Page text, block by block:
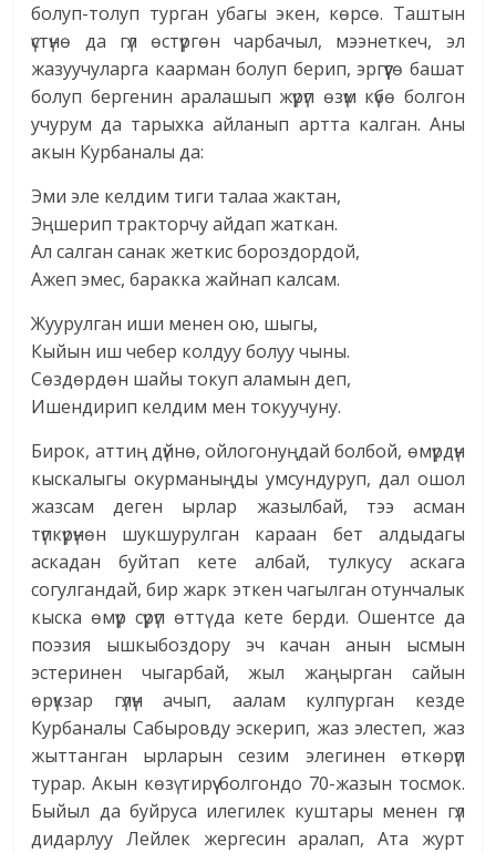
болуп-толуп турган убагы экен, көрсө. Таштын
үстүнө да гүл өстүргөн чарбачыл, мээнеткеч, эл
жазуучуларга каарман болуп берип, эргүүгө башат
болуп бергенин аралашып жүрүп өзүм күбө болгон
учурум да тарыхка айланып артта калган. Аны
акын Курбаналы да:
Эми эле келдим тиги талаа жактан,
Эңшерип тракторчу айдап жаткан.
Ал салган санак жеткис бороздордой,
Ажеп эмес, баракка жайнап калсам.
Жуурулган иши менен ою, шыгы,
Кыйын иш чебер колдуу болуу чыны.
Сөздөрдөн шайы токуп аламын деп,
Ишендирип келдим мен токуучуну.
Бирок, аттиң дүйнө, ойлогонуңдай болбой, өмүрдүн
кыскалыгы окурманыңды умсундуруп, дал ошол
жазсам деген ырлар жазылбай, тээ асман
түпкүрүнөн шукшурулган караан бет алдыдагы
аскадан буйтап кете албай, тулкусу аскага
согулгандай, бир жарк эткен чагылган отунчалык
кыска өмүр сүрүп өттү да кете берди. Ошентсе да
поэзия ышкыбоздору эч качан анын ысмын
эстеринен чыгарбай, жыл жаңырган сайын
өрүкзар гүлүн ачып, аалам кулпурган кезде
Курбаналы Сабыровду эскерип, жаз элестеп, жаз
жыттанган ырларын сезим элегинен өткөрүп
турар. Акын көзү тирүү болгондо 70-жазын тосмок.
Быйыл да буйруса илегилек куштары менен гүл
дидарлуу Лейлек жергесин аралап, Ата журт